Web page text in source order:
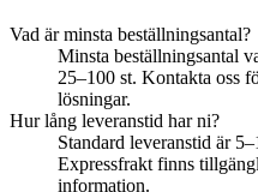
Vad är minsta beställningsantal?
Minsta beställningsantal
25–100 st. Kontakta oss
lösningar.
Hur lång leveranstid har ni?
Standard leveranstid är
Expressfrakt finns
information.